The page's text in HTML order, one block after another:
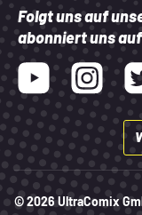
Folgt uns auf
abonniert uns
Youtube Instagram
© 2026 UltraComix